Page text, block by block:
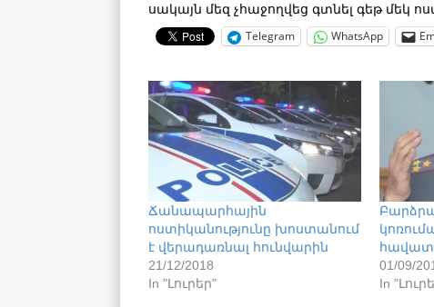
սակայն մեզ չհաջողվեց գտնել գեթ մեկ
Telegram WhatsApp
Ճանապարհային
ոստիկանությունը խոստանում
է վերադառնալ հունվարին
21/12/2018
In "Լուրեր"
01/09/
In